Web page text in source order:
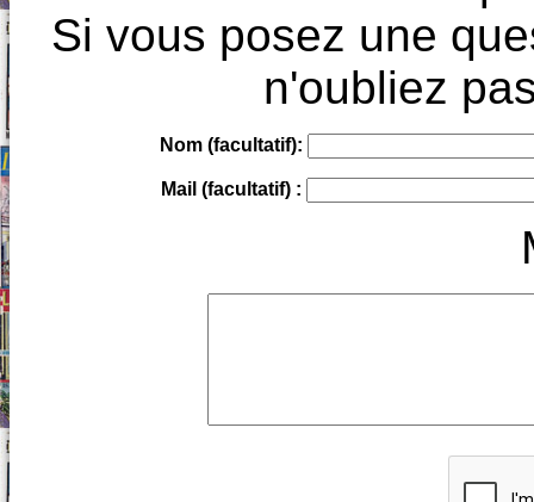
Si vous posez une
n'oubliez
Nom (facultatif):
Mail (facultatif) :